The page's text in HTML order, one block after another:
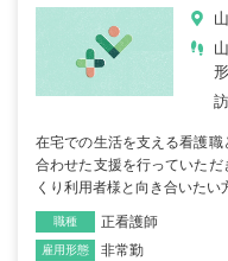
在宅での生活を支える看護
合わせた支援を行っていた
くり利用者様と向き合いたい
職種 正看護師
雇用形態 非常勤